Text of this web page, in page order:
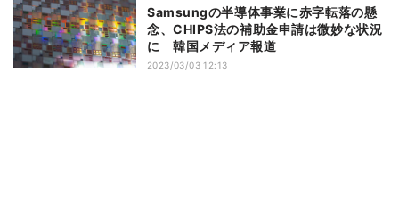
Samsungの半導体事業に赤字転落の懸
念、CHIPS法の補助金申請は微妙な状況
に 韓国メディア報道
2023/03/03 12:13